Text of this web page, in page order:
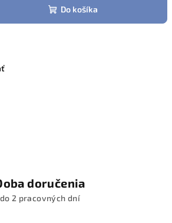
Do košíka
doručenia
do 2 pracovných dní